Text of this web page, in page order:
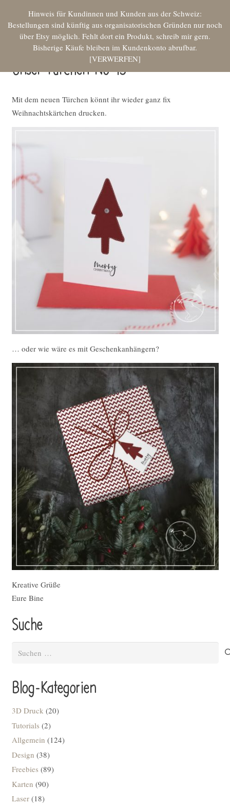
Hinweis für Kundinnen und Kunden aus der Schweiz:
Bestellungen sind künftig aus organisatorischen Gründen nur noch
über Etsy möglich. Fehlt dort ein Produkt, schreib mir gern.
Bisherige Käufe bleiben im Kundenkonto abrufbar.
VERWERFEN
Unser Türchen No 15
Mit dem neuen Türchen könnt ihr wieder ganz fix
Weihnachtskärtchen drucken.
… oder wie wäre es mit Geschenkanhängern?
Kreative Grüße
Eure Bine
Suche
Suchen
Blog-Kategorien
3D Druck (20)
Tutorials (2)
Allgemein (124)
Design (38)
Freebies (89)
Karten (90)
Laser(18)